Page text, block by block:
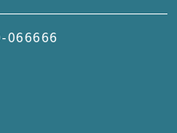
066666